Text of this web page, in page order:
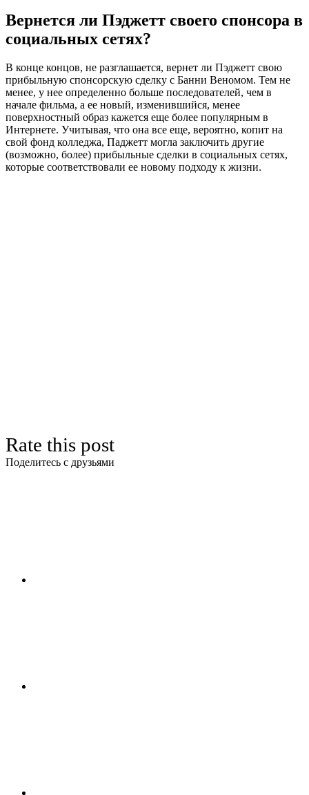
Вернется ли Пэджетт своего спонсора в
социальных сетях?
В конце концов, не разглашается, вернет ли Пэджетт свою
прибыльную спонсорскую сделку с Банни Веномом. Тем не
менее, у нее определенно больше последователей, чем в
начале фильма, а ее новый, изменившийся, менее
поверхностный образ кажется еще более популярным в
Интернете. Учитывая, что она все еще, вероятно, копит на
свой фонд колледжа, Паджетт могла заключить другие
(возможно, более) прибыльные сделки в социальных сетях,
которые соответствовали ее новому подходу к жизни.
Rate this post
Поделитесь с друзьями